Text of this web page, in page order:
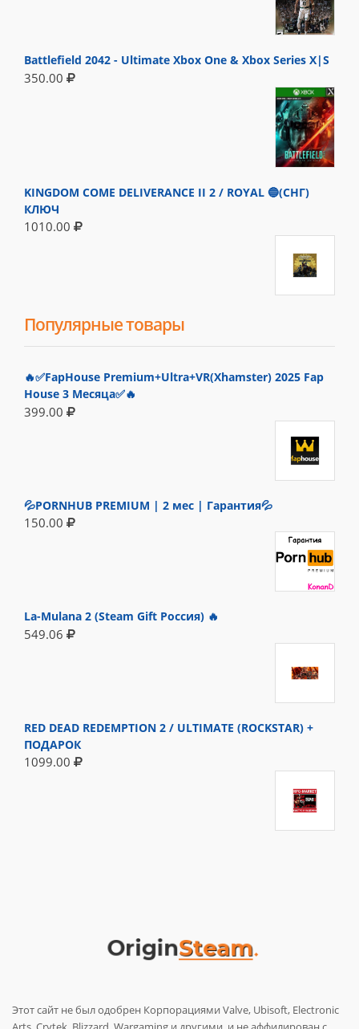
Battlefield 2042 - Ultimate Xbox One & Xbox Series X|S
350.00
KINGDOM COME DELIVERANCE II 2 / ROYAL 🔵(СНГ)
КЛЮЧ
1010.00
Популярные товары
🔥✅FapHouse Premium+Ultra+VR(Xhamster) 2025 Fap
House 3 Месяца✅🔥
399.00
💦PORNHUB PREMIUM | 2 мес | Гарантия💦
150.00
La-Mulana 2 (Steam Gift Россия) 🔥
549.06
RED DEAD REDEMPTION 2 / ULTIMATE (ROCKSTAR) +
ПОДАРОК
1099.00
Этот сайт не был одобрен Корпорациями Valve, Ubisoft, Electronic